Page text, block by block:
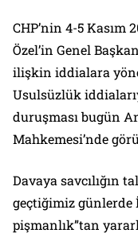
CHP’nin 4-5 Kasım
Özel’in Genel
ilişkin iddialara
Usulsüzlük
duruşması bugün
Mahkemesi’nde
Davaya savcılığın
geçtiğimiz günlerde
pişmanlık”tan